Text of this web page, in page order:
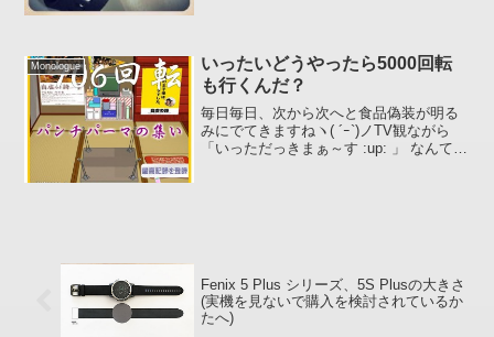
Monologue
いったいどうやったら5000回転
も行くんだ？
毎日毎日、次から次へと食品偽装が明る
みにでてきますねヽ( ´ｰ`)ノTV観ながら
「いっただっきまぁ～す :up: 」 なんて言
Fenix 5 Plus シリーズ、5S Plusの大きさ
(実機を見ないで購入を検討されているか
たへ)